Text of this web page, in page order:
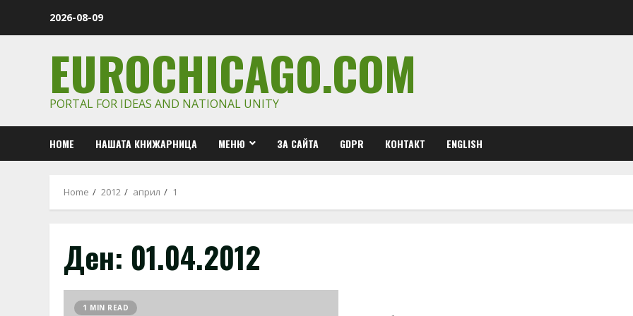
2026-08-09
EUROCHICAGO.COM
PORTAL FOR IDEAS AND NATIONAL UNITY
HOME НАШАТА КНИЖАРНИЦА МЕНЮ ЗА САЙТА GDPR КОНТАКТ ENGLISH
Home 2012 април 1
Ден: 01.04.2012
1 MIN READ